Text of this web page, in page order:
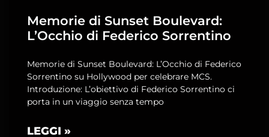
Memorie di Sunset Boulevard:
L’Occhio di Federico Sorrentino
Memorie di Sunset Boulevard: L’Occhio di Federico
Sorrentino su Hollywood per celebrare MCS.
Introduzione: L’obiettivo di Federico Sorrentino ci
porta in un viaggio senza tempo
LEGGI »